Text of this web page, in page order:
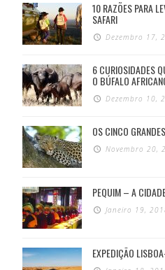
10 RAZÕES PARA
SAFARI
Dezembro 17,
6 CURIOSIDADES
O BÚFALO
Dezembro 10,
OS CINCO
Novembro 20,
PEQUIM – A
Janeiro 19,
EXPEDIÇÃO